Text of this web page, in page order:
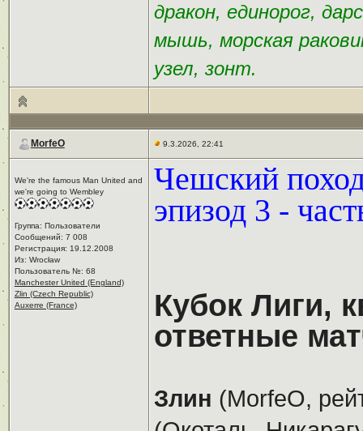
дракон, единорог,
мышь, морская
узел, зонт.
MorfeO 9.3.2026, 22:41
We're the famous Man United and
we're going to Wembley
Группа: Пользователи
Сообщений: 7 008
Регистрация: 19.12.2008
Из: Wrocław
Пользователь №: 68
Manchester United (England)
Zlin (Czech Republic)
Auxerre (France)
Чешский
эпизод 3 -
Кубок Лиги,
ответные
Злин (MorfeO,